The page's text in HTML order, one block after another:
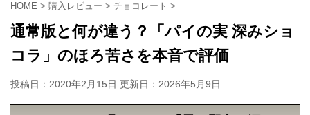
HOME > 購入レビュー > チョコレート >
通常版と何が違う？「パイの実 深みショ
コラ」のほろ苦さを本音で評価
投稿日：2020年2月15日 更新日： 2026年5月9日